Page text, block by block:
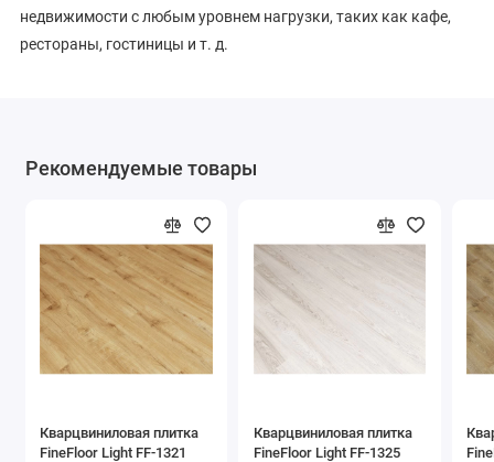
недвижимости с любым уровнем нагрузки, таких как кафе,
рестораны, гостиницы и т. д.
Рекомендуемые товары
Кварцвиниловая плитка
FineFloor Light FF-1321
Кварцвиниловая плитка
FineFloor Light FF-1325